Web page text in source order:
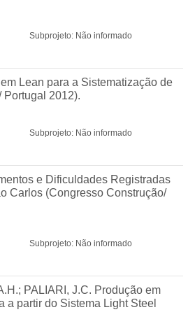
Subprojeto: Não informado
Lean para a Sistematização de
Portugal 2012).
Subprojeto: Não informado
e Dificuldades Registradas
Carlos (Congresso Construção/
Subprojeto: Não informado
PALIARI, J.C. Produção em
a partir do Sistema Light Steel